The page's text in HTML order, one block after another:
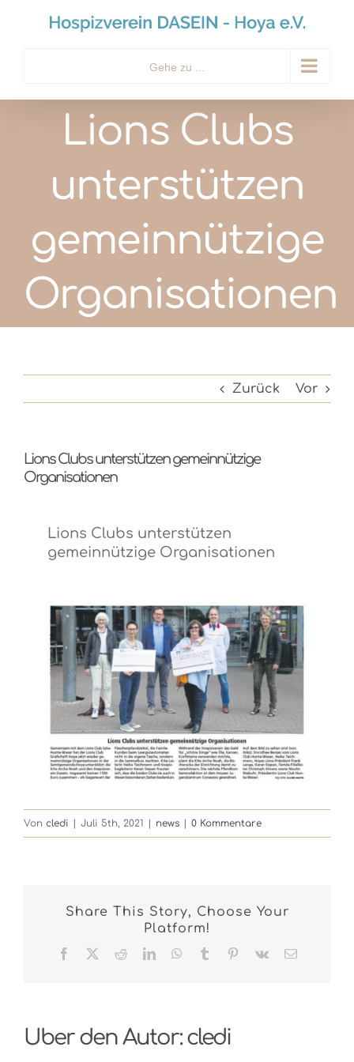
Gehe zu ...
Lions Clubs
unterstützen
gemeinnützige
Organisationen
Zurück Vor
Lions Clubs unterstützen gemeinnützige
Organisationen
Lions Clubs unterstützen
gemeinnützige Organisationen
Von cledi | Juli 5th, 2021 | news | 0 Kommentare
Share This Story, Choose Your
Platform!
Facebook RedditLinkedInWhatsApp
Tumblr Pinterest
Vk
E-
Über den Autor:cledi